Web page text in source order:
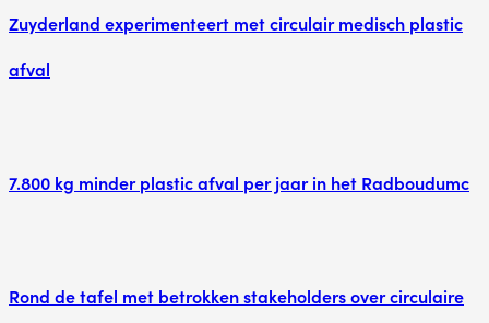
Zuyderland experimenteert met circulair medisch plastic
afval
7.800 kg minder plastic afval per jaar in het Radboudumc
Rond de tafel met betrokken stakeholders over circulaire